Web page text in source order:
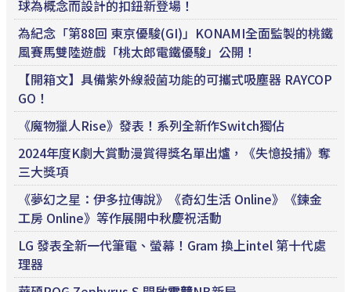
球為概念而設計的扣鈕新登場！
為紀念「第88回 東京優駿(GI)」KONAMI全面監製的桃鐵
風賽馬雙陸遊戲「桃太郎電鐵優駿」公開！
【開箱文】具備紫外線殺菌功能的可攜式吸塵器 RAYCOP
GO！
《魔物獵人Rise》發表！系列全新作Switch獨佔
2024年度K劇大賞動漫賞得獎名單出爐，《失憶投捕》奪
三大獎項
《夢幻之星：伊多拉傳說》《奇幻生活 Online》《鍊金
工房 Online》等作展開中秋慶祝活動
LG 發表全新一代筆電、螢幕！Gram 換上intel 第十代處
理器